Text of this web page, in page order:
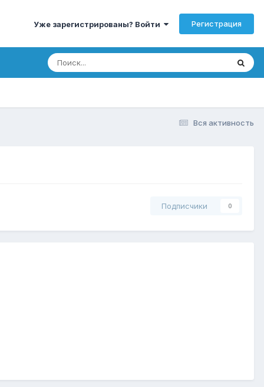
Уже зарегистрированы? Войти Регистрация
Вся активность
Подписчики 0